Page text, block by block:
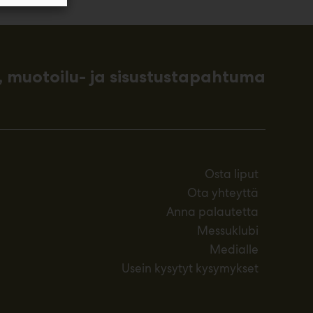
ja sisustustapahtuma
Osta liput
Ota yhteyttä
Anna palautetta
Messuklubi
Medialle
Usein kysytyt kysymykset